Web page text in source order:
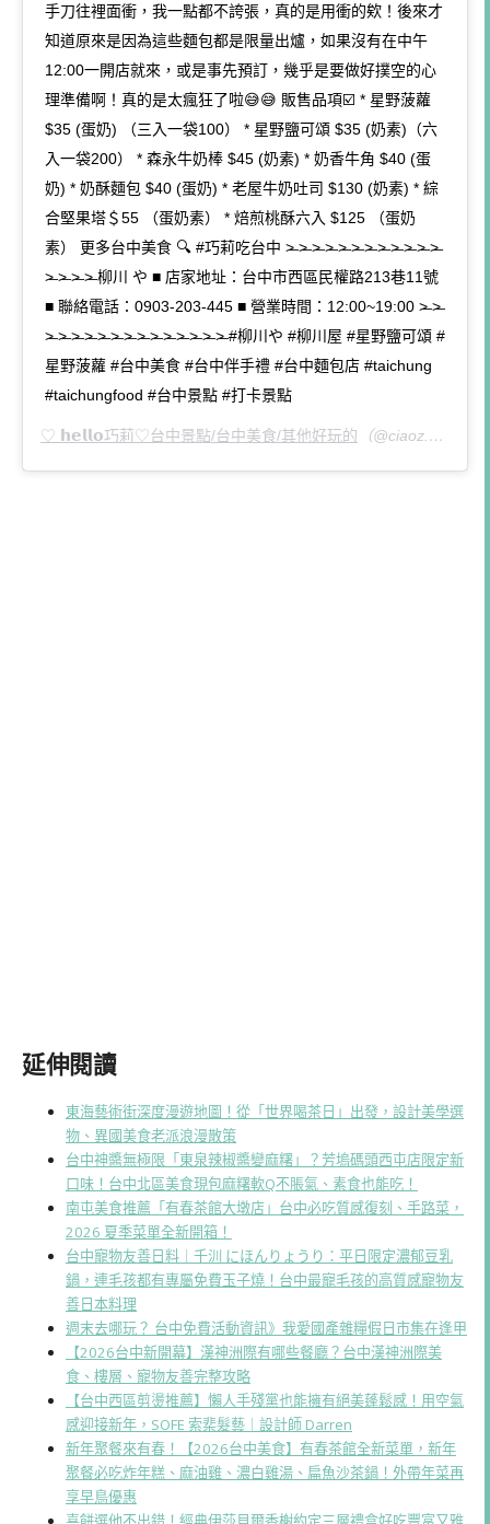
手刀往裡面衝，我一點都不誇張，真的是用衝的欸！後來才
知道原來是因為這些麵包都是限量出爐，如果沒有在中午
12:00一開店就來，或是事先預訂，幾乎是要做好撲空的心
理準備啊！真的是太瘋狂了啦😅😅 販售品項☑️ * 星野菠蘿
$35 (蛋奶) （三入一袋100） * 星野鹽可頌 $35 (奶素)（六
入一袋200） * 森永牛奶棒 $45 (奶素) * 奶香牛角 $40 (蛋
奶) * 奶酥麵包 $40 (蛋奶) * 老屋牛奶吐司 $130 (奶素) * 綜
合堅果塔＄55 （蛋奶素） * 焙煎桃酥六入 $125 （蛋奶
素） 更多台中美食 🔍 #巧莉吃台中 ˃̶ ˃̶ ˃̶ ˃̶ ˃̶ ˃̶ ˃̶ ˃̶ ˃̶ ˃̶ ˃̶ ˃̶
˃̶ ˃̶ ˃̶ ˃̶ 柳川 や ■ 店家地址：台中市西區民權路213巷11號
■ 聯絡電話：0903-203-445 ■ 營業時間：12:00~19:00 ˃̶ ˃̶
˃̶ ˃̶ ˃̶ ˃̶ ˃̶ ˃̶ ˃̶ ˃̶ ˃̶ ˃̶ ˃̶ ˃̶ ˃̶ ˃̶ #柳川や #柳川屋 #星野鹽可頌 #
星野菠蘿 #台中美食 #台中伴手禮 #台中麵包店 #taichung
#taichungfood #台中景點 #打卡景點
♡ 𝗵𝗲𝗹𝗹𝗼巧莉♡台中景點/台中美食/其他好玩的 （@ciaoz.daily）分享的貼文 於
延伸閱讀
東海藝術街深度漫遊地圖！從「世界喝茶日」出發，設計美學選
物、異國美食老派浪漫散策
台中神醬無極限「東泉辣椒醬變麻糬」？芳塢碼頭西屯店限定新
口味！台中北區美食現包麻糬軟Q不脹氣、素食也能吃！
南屯美食推薦「有春茶館大墩店」台中必吃質感復刻、手路菜，
2026 夏季菜單全新開箱！
台中寵物友善日料｜千汌 にほんりょうり：平日限定濃郁豆乳
鍋，連毛孩都有專屬免費玉子燒！台中最寵毛孩的高質感寵物友
善日本料理
週末去哪玩？ 台中免費活動資訊》我愛國產雜糧假日市集在逢甲
【2026台中新開幕】漢神洲際有哪些餐廳？台中漢神洲際美
食、樓層、寵物友善完整攻略
【台中西區剪燙推薦】懶人手殘黨也能擁有絕美蓬鬆感！用空氣
感迎接新年，SOFE 索棐髮藝｜設計師 Darren
新年聚餐來有春！【2026台中美食】有春茶館全新菜單，新年
聚餐必吃炸年糕、麻油雞、濃白雞湯、扁魚沙茶鍋！外帶年菜再
享早鳥優惠